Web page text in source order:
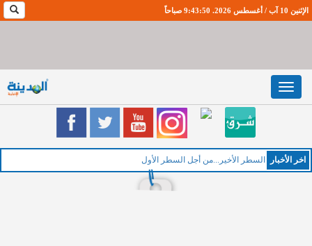
الإثنين 10 آب / أغسطس 2026. 9:43:51 صباحاً
Toggle
navigation
اخر اﻷخبار السطر الأخير...من أجل السطر الأول